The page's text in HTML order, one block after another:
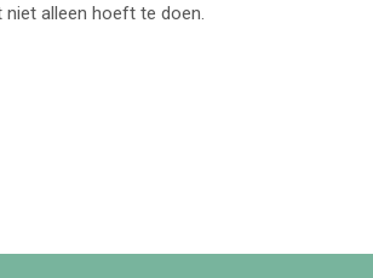
alleen hoeft te doen.